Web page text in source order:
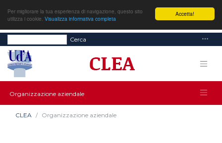
Accetta!
Per migliorare la tua esperienza di navigazione, questo sito
utilizza i cookie. Visualizza informativa completa
Cerca
Organizzazione aziendale
CLEA Organizzazione aziendale